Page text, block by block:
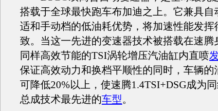
搭载于全球最快跑车布加迪之上。它兼具自
适和手动档的低油耗优势，将加速性能发挥
致。当这一先进的变速器技术被搭载在速腾
同样高效节能的TSI涡轮增压汽油缸内直喷
保证高效动力和换档平顺性的同时，车辆的
可降低20%以上，使速腾1.4TSI+DSG成为
总成技术最先进的车型。